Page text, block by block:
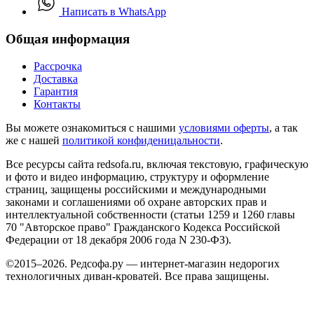
Написать в WhatsApp
Общая информация
Рассрочка
Доставка
Гарантия
Контакты
Вы можете ознакомиться с нашими условиями оферты, а так
же с нашей политикой конфиденицальности.
Все ресурсы сайта redsofa.ru, включая текстовую, графическую
и фото и видео информацию, структуру и оформление
страниц, защищены российскими и международными
законами и соглашениями об охране авторских прав и
интеллектуальной собственности (статьи 1259 и 1260 главы
70 "Авторское право" Гражданского Кодекса Российской
Федерации от 18 декабря 2006 года N 230-ФЗ).
©2015–2026. Редсофа.ру — интернет-магазин недорогих
технологичных диван-кроватей. Все права защищены.